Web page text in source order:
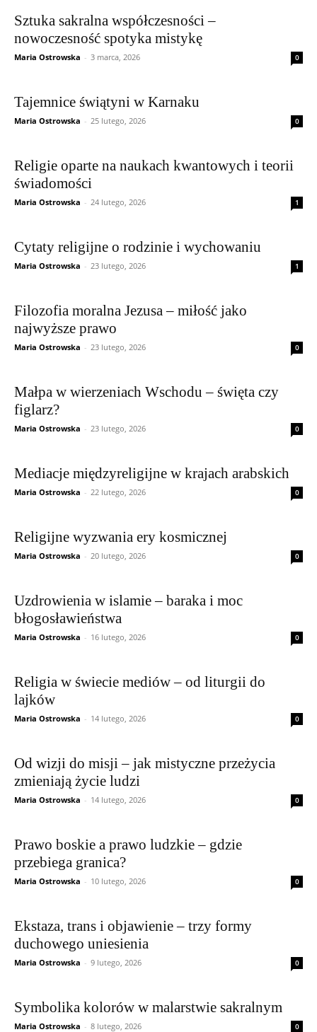
Sztuka sakralna współczesności –
nowoczesność spotyka mistykę
Maria Ostrowska - 3 marca, 2026 0
Tajemnice świątyni w Karnaku
Maria Ostrowska - 25 lutego, 2026 0
Religie oparte na naukach kwantowych i teorii
świadomości
Maria Ostrowska - 24 lutego, 2026 1
Cytaty religijne o rodzinie i wychowaniu
Maria Ostrowska - 23 lutego, 2026 1
Filozofia moralna Jezusa – miłość jako
najwyższe prawo
Maria Ostrowska - 23 lutego, 2026 0
Małpa w wierzeniach Wschodu – święta czy
figlarz?
Maria Ostrowska - 23 lutego, 2026 0
Mediacje międzyreligijne w krajach arabskich
Maria Ostrowska - 22 lutego, 2026 0
Religijne wyzwania ery kosmicznej
Maria Ostrowska - 20 lutego, 2026 0
Uzdrowienia w islamie – baraka i moc
błogosławieństwa
Maria Ostrowska - 16 lutego, 2026 0
Religia w świecie mediów – od liturgii do
lajków
Maria Ostrowska - 14 lutego, 2026 0
Od wizji do misji – jak mistyczne przeżycia
zmieniają życie ludzi
Maria Ostrowska - 14 lutego, 2026 0
Prawo boskie a prawo ludzkie – gdzie
przebiega granica?
Maria Ostrowska - 10 lutego, 2026 0
Ekstaza, trans i objawienie – trzy formy
duchowego uniesienia
Maria Ostrowska - 9 lutego, 2026 0
Symbolika kolorów w malarstwie sakralnym
Maria Ostrowska - 8 lutego, 2026 0